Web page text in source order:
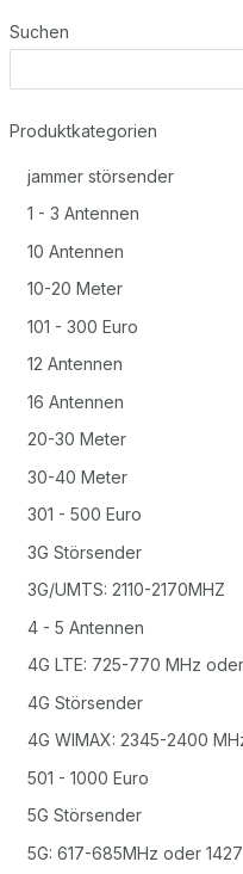
Suchen
Produktkategorien
jammer störsender
1 - 3 Antennen
10 Antennen
10-20 Meter
101 - 300 Euro
12 Antennen
16 Antennen
20-30 Meter
30-40 Meter
301 - 500 Euro
3G Störsender
3G/UMTS: 2110-2170MHZ
4 - 5 Antennen
4G LTE: 725-770 MHz
4G Störsender
4G WIMAX: 2345-2400
501 - 1000 Euro
5G Störsender
5G: 617-685MHz oder